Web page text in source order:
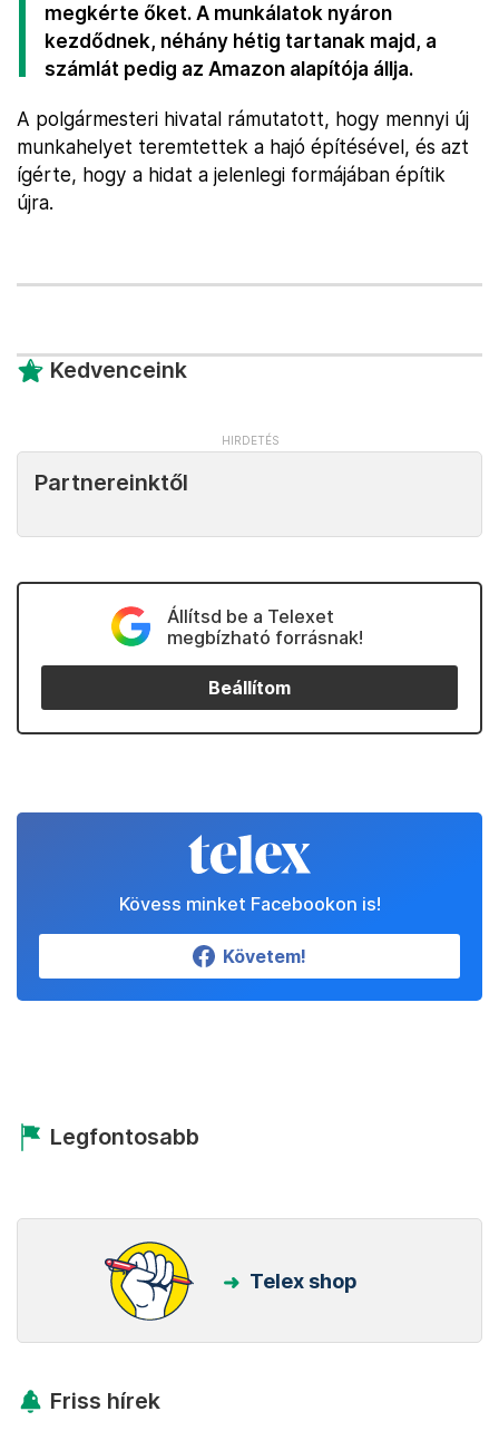
megkérte őket. A munkálatok nyáron
kezdődnek, néhány hétig tartanak majd, a
számlát pedig az Amazon alapítója állja.
A polgármesteri hivatal rámutatott, hogy mennyi új
munkahelyet teremtettek a hajó építésével, és azt
ígérte, hogy a hidat a jelenlegi formájában építik
újra.
Kedvenceink
Partnereinktől
Állítsd be a Telexet
megbízható forrásnak!
Beállítom
Kövess minket Facebookon is!
Követem!
Legfontosabb
Telex shop
Friss hírek